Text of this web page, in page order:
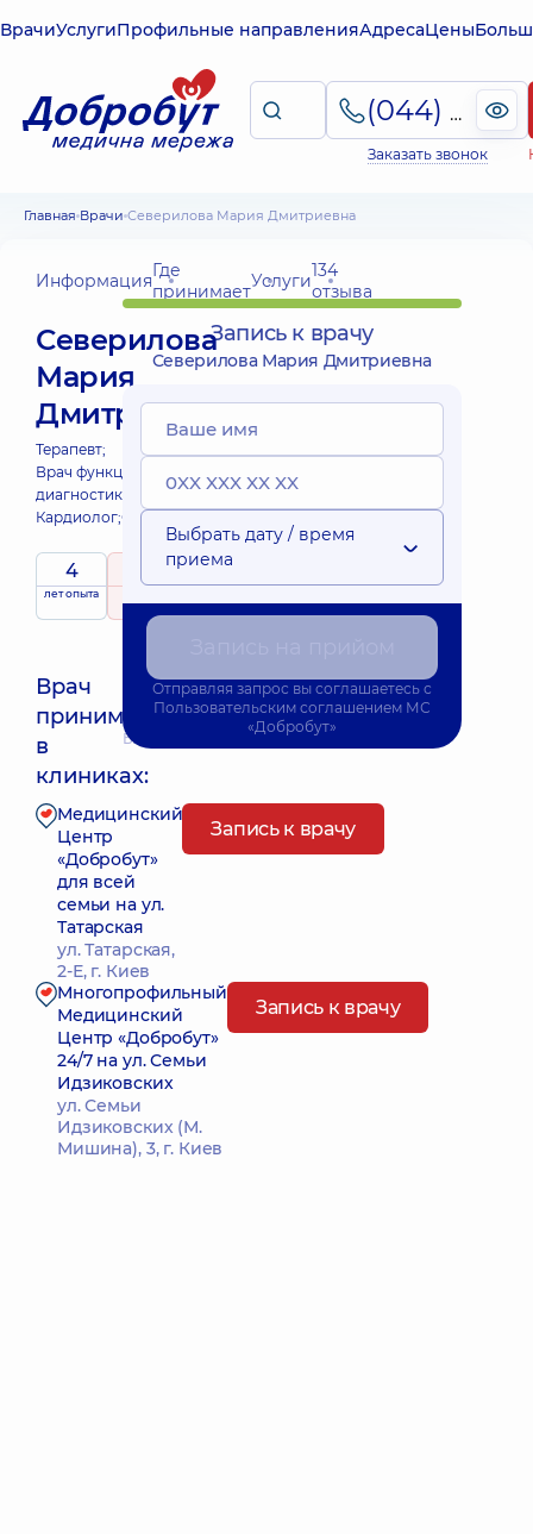
ВрачиУслугиПрофильные направленияАдресаЦены
(044) 495-2-888
Заказать звонок
Главная Врачи Северилова Мария Дмитриевна
ИнформацияГде
принимаетУслуги134
отзыва
Северилова
Мария
Дмитриевна
Терапевт;
Врач функциональной
диагностики;
Кардиолог;Сомнолог;
4
лет опыта
5
134 отзыва
Врач
принимает
в
клиниках:
Ближайшее время приема: 09.08.2026 9:45
Медицинский
Центр
«Добробут»
для всей
семьи на ул.
Татарская
ул. Татарская,
2-Е, г. Киев
Запись к врачу
Многопрофильный
Медицинский
Центр «Добробут»
24/7 на ул. Семьи
Идзиковских
ул. Семьи
Идзиковских (М.
Мишина), 3, г. Киев
Запись к врачу
Запись к врачу
Северилова Мария Дмитриевна
Выбрать дату / время
приема
Отправляя запрос вы соглашаетесь с
Пользовательским соглашением МС
«Добробут»